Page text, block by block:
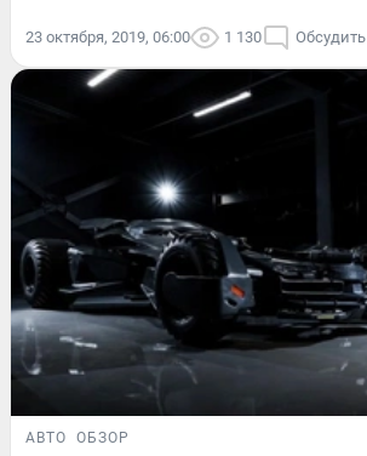
23 октября, 2019, 06:00 1 130 Обсудить
АВТО ОБЗОР